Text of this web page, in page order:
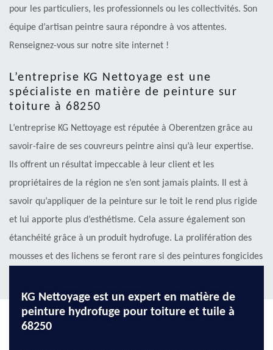
pour les particuliers, les professionnels ou les collectivités. Son
équipe d’artisan peintre saura répondre à vos attentes.
Renseignez-vous sur notre site internet !
L’entreprise KG Nettoyage est une
spécialiste en matière de peinture sur
toiture à 68250
L’entreprise KG Nettoyage est réputée à Oberentzen grâce au
savoir-faire de ses couvreurs peintre ainsi qu’à leur expertise.
Ils offrent un résultat impeccable à leur client et les
propriétaires de la région ne s’en sont jamais plaints. Il est à
savoir qu’appliquer de la peinture sur le toit le rend plus rigide
et lui apporte plus d’esthétisme. Cela assure également son
étanchéité grâce à un produit hydrofuge. La prolifération des
mousses et des lichens se feront rare si des peintures fongicides
KG Nettoyage est un expert en matière de
peinture hydrofuge pour toiture et tuile à
68250